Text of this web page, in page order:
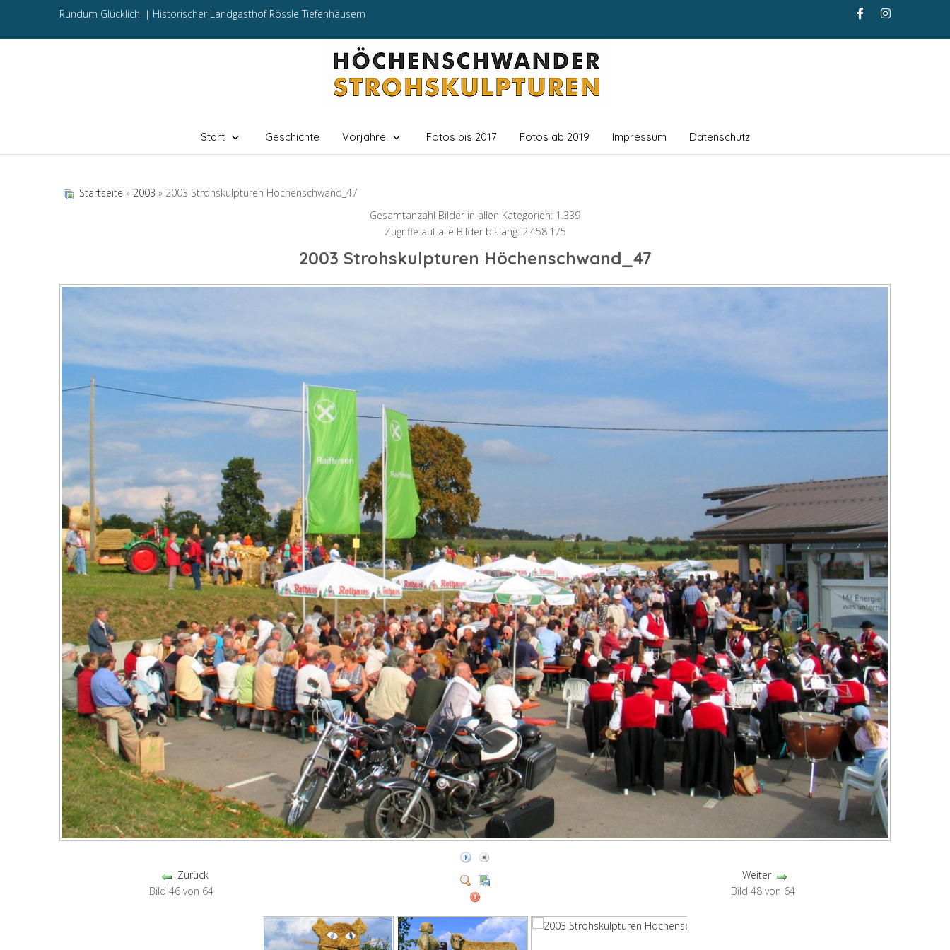
Rundum Glücklich. | Historischer Landgasthof Rössle Tiefenhäusern
Start Geschichte Vorjahre Fotos bis 2017 Fotos ab 2019 Impressum Datenschutz
Startseite » 2003 » 2003 Strohskulpturen Höchenschwand_47
Gesamtanzahl Bilder in allen Kategorien: 1.339
Zugriffe auf alle Bilder bislang: 2.458.175
2003 Strohskulpturen Höchenschwand_47
Zurück
Bild 46 von 64
Weiter
Bild 48 von 64